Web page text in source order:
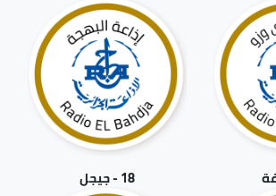
18 - جيجل